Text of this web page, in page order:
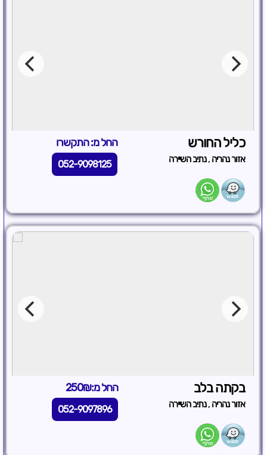
כליל החורש החל מ: התקשרו
אזור נהריה ,נתיב השיירה 052-9098125
בקתה בלב החל מ:250₪
אזור נהריה ,נתיב השיירה 052-9097896